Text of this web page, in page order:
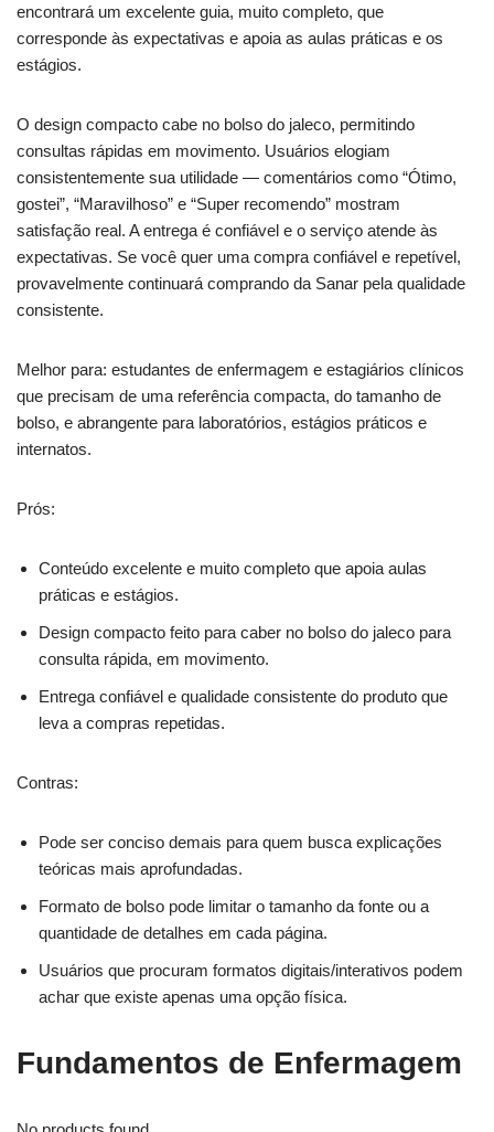
encontrará um excelente guia, muito completo, que
corresponde às expectativas e apoia as aulas práticas e os
estágios.
O design compacto cabe no bolso do jaleco, permitindo
consultas rápidas em movimento. Usuários elogiam
consistentemente sua utilidade — comentários como “Ótimo,
gostei”, “Maravilhoso” e “Super recomendo” mostram
satisfação real. A entrega é confiável e o serviço atende às
expectativas. Se você quer uma compra confiável e repetível,
provavelmente continuará comprando da Sanar pela qualidade
consistente.
Melhor para: estudantes de enfermagem e estagiários clínicos
que precisam de uma referência compacta, do tamanho de
bolso, e abrangente para laboratórios, estágios práticos e
internatos.
Prós:
Conteúdo excelente e muito completo que apoia aulas
práticas e estágios.
Design compacto feito para caber no bolso do jaleco para
consulta rápida, em movimento.
Entrega confiável e qualidade consistente do produto que
leva a compras repetidas.
Contras:
Pode ser conciso demais para quem busca explicações
teóricas mais aprofundadas.
Formato de bolso pode limitar o tamanho da fonte ou a
quantidade de detalhes em cada página.
Usuários que procuram formatos digitais/interativos podem
achar que existe apenas uma opção física.
Fundamentos de Enfermagem